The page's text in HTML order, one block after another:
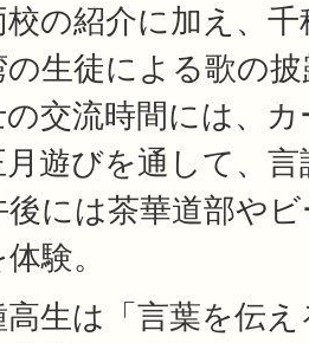
の紹介に加え、
生徒による歌の
交流時間には、
遊びを通して、
には茶華道部や
験。
生は「言葉を伝